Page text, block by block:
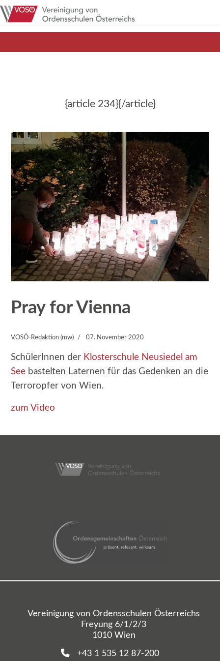
{article 234}{/article}
Pray for Vienna
VOSÖ-Redaktion (mw) 07. November 2020
SchülerInnen der Klosterschule Neusiedel am
See bastelten Laternen für das Gedenken an die
Terroropfer von Wien.
zum Video
Vereinigung von Ordensschulen Österreichs
Freyung 6/1/2/3
1010 Wien
+43 1 535 12 87-200